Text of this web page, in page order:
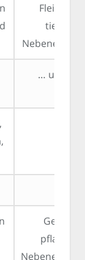
Fleisch
tierische
… und